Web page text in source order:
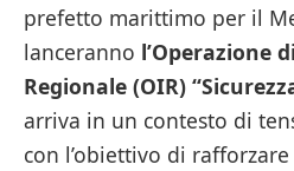
prefetto marittimo per il
lanceranno l’Operazione
Regionale (OIR)
arriva in un contesto di
con l’obiettivo di rafforzare